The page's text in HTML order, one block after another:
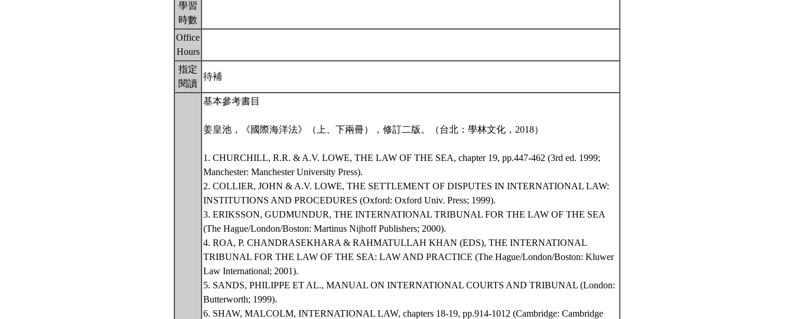
學習
時數
Office
Hours
指定
閱讀
待補
基本參考書目
姜皇池，《國際海洋法》（上、下兩冊），修訂二版。（台北：學林文化，2018）
1. CHURCHILL, R.R. & A.V. LOWE, THE LAW OF THE SEA, chapter 19, pp.447-462 (3rd ed. 1999;
Manchester: Manchester University Press).
2. COLLIER, JOHN & A.V. LOWE, THE SETTLEMENT OF DISPUTES IN INTERNATIONAL LAW:
INSTITUTIONS AND PROCEDURES (Oxford: Oxford Univ. Press; 1999).
3. ERIKSSON, GUDMUNDUR, THE INTERNATIONAL TRIBUNAL FOR THE LAW OF THE SEA
(The Hague/London/Boston: Martinus Nijhoff Publishers; 2000).
4. ROA, P. CHANDRASEKHARA & RAHMATULLAH KHAN (EDS), THE INTERNATIONAL
TRIBUNAL FOR THE LAW OF THE SEA: LAW AND PRACTICE (The Hague/London/Boston: Kluwer
Law International; 2001).
5. SANDS, PHILIPPE ET AL., MANUAL ON INTERNATIONAL COURTS AND TRIBUNAL (London:
Butterworth; 1999).
6. SHAW, MALCOLM, INTERNATIONAL LAW, chapters 18-19, pp.914-1012 (Cambridge: Cambridge